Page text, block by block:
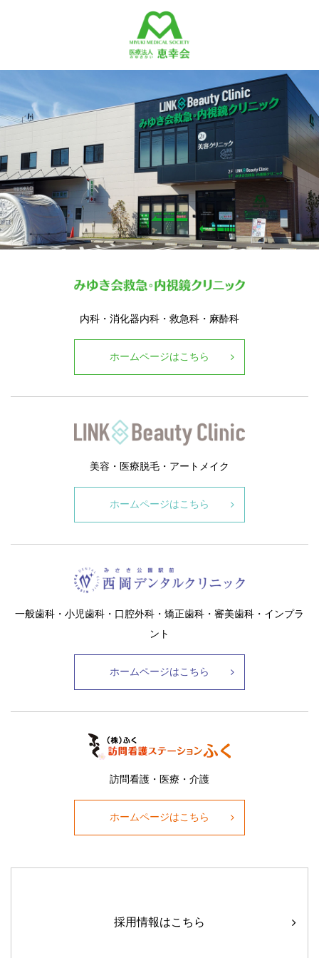
内科・消化器内科・救急科・麻酔科
ホームページはこちら
美容・医療脱毛・アートメイク
ホームページはこちら
一般歯科・小児歯科・口腔外科・矯正歯科・審美歯科・インプラ
ント
ホームページはこちら
訪問看護・医療・介護
ホームページはこちら
採用情報はこちら